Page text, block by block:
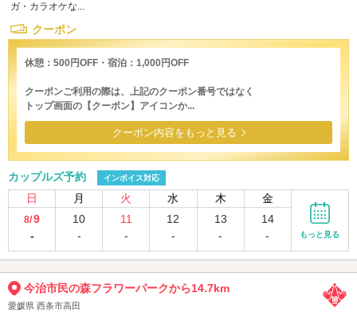
ガ・カラオケな...
クーポン
休憩：500円OFF・宿泊：1,000円OFF
クーポンご利用の際は、上記のクーポン番号ではなく
トップ画面の【クーポン】アイコンか...
クーポン内容をもっと見る
カップルズ予約 インボイス対応
日 月 火 水 木 金
8/9
-
10
-
11
-
12
-
13
-
14
-
もっと見る
今治市民の森フラワーパークから14.7km
愛媛県 西条市高田